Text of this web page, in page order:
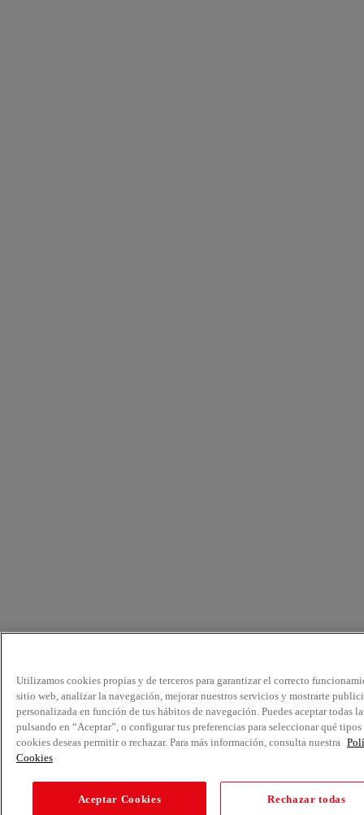
Utilizamos cookies propias y de terceros para garantizar el correcto
sitio web, analizar la navegación, mejorar nuestros servicios y mostrarte
personalizada en función de tus hábitos de navegación. Puedes aceptar todas
pulsando en “Aceptar”, o configurar tus preferencias para seleccionar qué tipos
cookies deseas permitir o rechazar. Para más información, consulta nuestra
Cookies
Aceptar Cookies Rechazar todas